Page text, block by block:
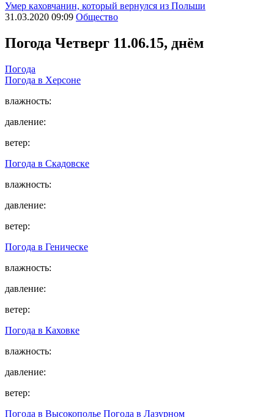
Умер каховчанин, который вернулся из Польши
31.03.2020 09:09 Общество
Погода Четверг 11.06.15, днём
Погода
Погода в Херсоне
влажность:
давление:
ветер:
Погода в Скадовске
влажность:
давление:
ветер:
Погода в Геническе
влажность:
давление:
ветер:
Погода в Каховке
влажность:
давление:
ветер:
Погода в Высокополье Погода в Лазурном